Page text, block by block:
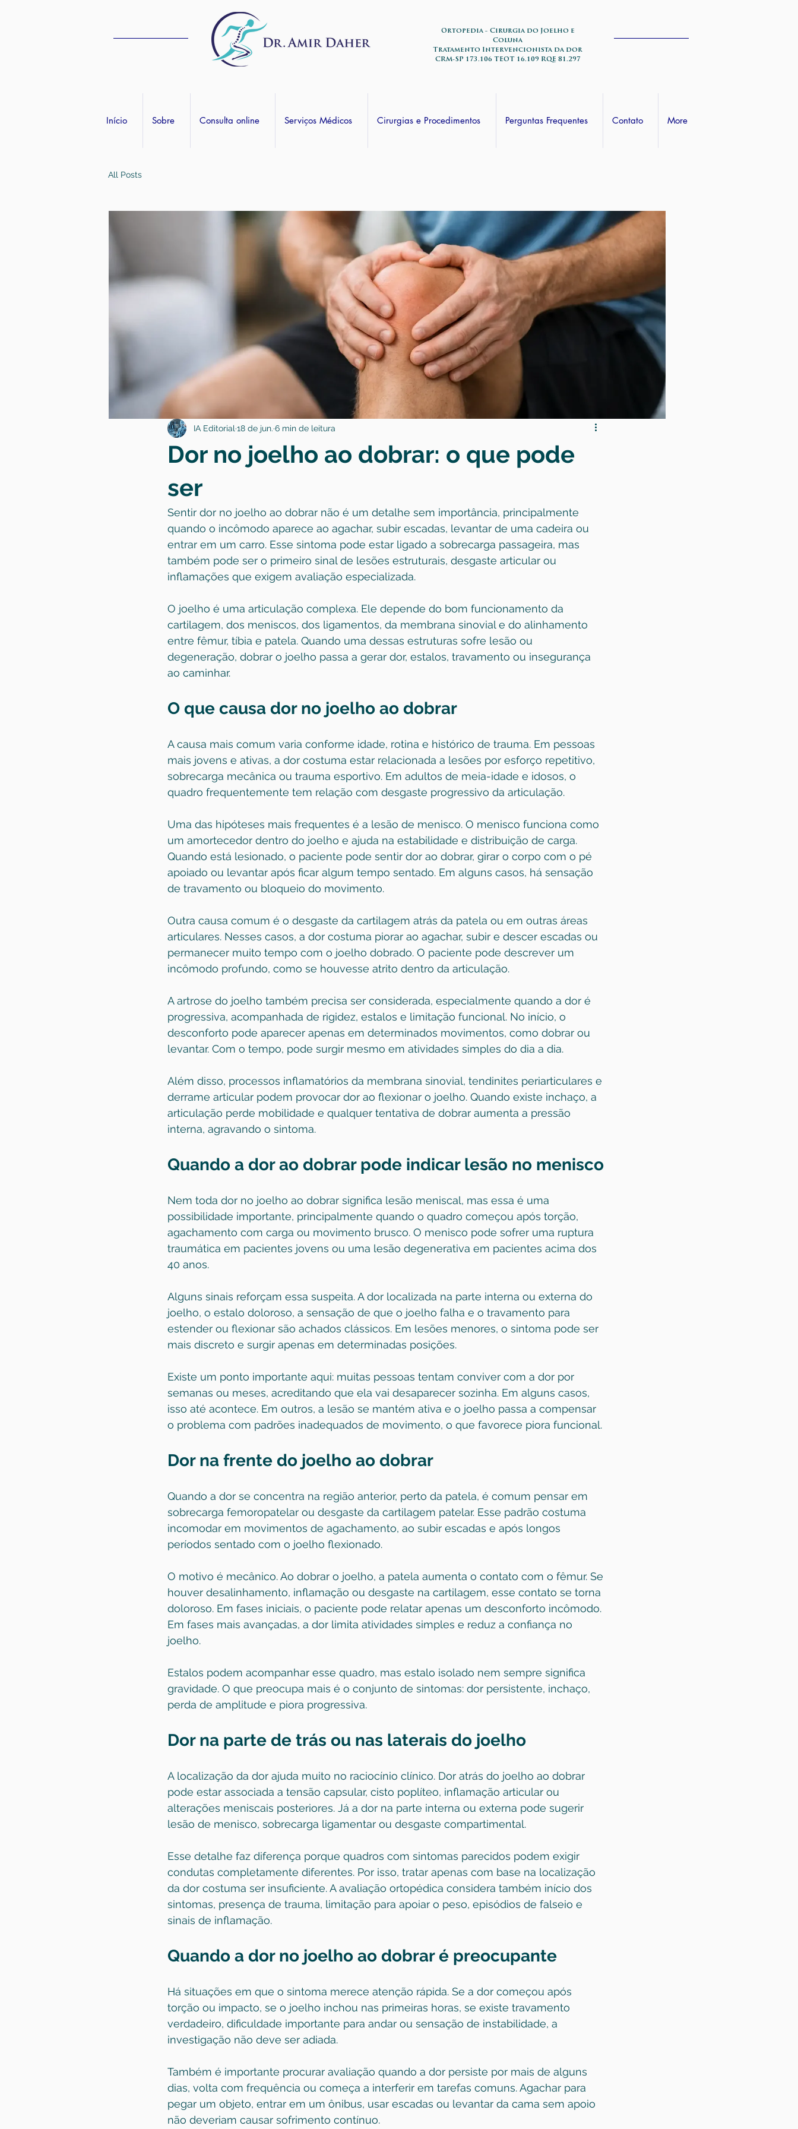
Ortopedia - Cirurgia do Joelho e
Coluna
Tratamento Intervencionista da dor
CRM-SP 173.106 TEOT 16.109 RQE 81.297
Início Sobre Consulta online Serviços Médicos Cirurgias e Procedimentos Perguntas Frequentes Contato More
All Posts
Dor no joelho ao dobrar: o que pode
ser
IA Editorial 18 de jun. 6 min de leitura
Sentir dor no joelho ao dobrar não é um detalhe sem importância, principalmente
quando o incômodo aparece ao agachar, subir escadas, levantar de uma cadeira ou
entrar em um carro. Esse sintoma pode estar ligado a sobrecarga passageira, mas
também pode ser o primeiro sinal de lesões estruturais, desgaste articular ou
inflamações que exigem avaliação especializada.
O joelho é uma articulação complexa. Ele depende do bom funcionamento da
cartilagem, dos meniscos, dos ligamentos, da membrana sinovial e do alinhamento
entre fêmur, tíbia e patela. Quando uma dessas estruturas sofre lesão ou
degeneração, dobrar o joelho passa a gerar dor, estalos, travamento ou insegurança
ao caminhar.
O que causa dor no joelho ao dobrar
A causa mais comum varia conforme idade, rotina e histórico de trauma. Em pessoas
mais jovens e ativas, a dor costuma estar relacionada a lesões por esforço repetitivo,
sobrecarga mecânica ou trauma esportivo. Em adultos de meia-idade e idosos, o
quadro frequentemente tem relação com desgaste progressivo da articulação.
Uma das hipóteses mais frequentes é a lesão de menisco. O menisco funciona como
um amortecedor dentro do joelho e ajuda na estabilidade e distribuição de carga.
Quando está lesionado, o paciente pode sentir dor ao dobrar, girar o corpo com o pé
apoiado ou levantar após ficar algum tempo sentado. Em alguns casos, há sensação
de travamento ou bloqueio do movimento.
Outra causa comum é o desgaste da cartilagem atrás da patela ou em outras áreas
articulares. Nesses casos, a dor costuma piorar ao agachar, subir e descer escadas ou
permanecer muito tempo com o joelho dobrado. O paciente pode descrever um
incômodo profundo, como se houvesse atrito dentro da articulação.
A artrose do joelho também precisa ser considerada, especialmente quando a dor é
progressiva, acompanhada de rigidez, estalos e limitação funcional. No início, o
desconforto pode aparecer apenas em determinados movimentos, como dobrar ou
levantar. Com o tempo, pode surgir mesmo em atividades simples do dia a dia.
Além disso, processos inflamatórios da membrana sinovial, tendinites periarticulares e
derrame articular podem provocar dor ao flexionar o joelho. Quando existe inchaço, a
articulação perde mobilidade e qualquer tentativa de dobrar aumenta a pressão
interna, agravando o sintoma.
Quando a dor ao dobrar pode indicar lesão no menisco
Nem toda dor no joelho ao dobrar significa lesão meniscal, mas essa é uma
possibilidade importante, principalmente quando o quadro começou após torção,
agachamento com carga ou movimento brusco. O menisco pode sofrer uma ruptura
traumática em pacientes jovens ou uma lesão degenerativa em pacientes acima dos
40 anos.
Alguns sinais reforçam essa suspeita. A dor localizada na parte interna ou externa do
joelho, o estalo doloroso, a sensação de que o joelho falha e o travamento para
estender ou flexionar são achados clássicos. Em lesões menores, o sintoma pode ser
mais discreto e surgir apenas em determinadas posições.
Existe um ponto importante aqui: muitas pessoas tentam conviver com a dor por
semanas ou meses, acreditando que ela vai desaparecer sozinha. Em alguns casos,
isso até acontece. Em outros, a lesão se mantém ativa e o joelho passa a compensar
o problema com padrões inadequados de movimento, o que favorece piora funcional.
Dor na frente do joelho ao dobrar
Quando a dor se concentra na região anterior, perto da patela, é comum pensar em
sobrecarga femoropatelar ou desgaste da cartilagem patelar. Esse padrão costuma
incomodar em movimentos de agachamento, ao subir escadas e após longos
períodos sentado com o joelho flexionado.
O motivo é mecânico. Ao dobrar o joelho, a patela aumenta o contato com o fêmur. Se
houver desalinhamento, inflamação ou desgaste na cartilagem, esse contato se torna
doloroso. Em fases iniciais, o paciente pode relatar apenas um desconforto incômodo.
Em fases mais avançadas, a dor limita atividades simples e reduz a confiança no
joelho.
Estalos podem acompanhar esse quadro, mas estalo isolado nem sempre significa
gravidade. O que preocupa mais é o conjunto de sintomas: dor persistente, inchaço,
perda de amplitude e piora progressiva.
Dor na parte de trás ou nas laterais do joelho
A localização da dor ajuda muito no raciocínio clínico. Dor atrás do joelho ao dobrar
pode estar associada a tensão capsular, cisto poplíteo, inflamação articular ou
alterações meniscais posteriores. Já a dor na parte interna ou externa pode sugerir
lesão de menisco, sobrecarga ligamentar ou desgaste compartimental.
Esse detalhe faz diferença porque quadros com sintomas parecidos podem exigir
condutas completamente diferentes. Por isso, tratar apenas com base na localização
da dor costuma ser insuficiente. A avaliação ortopédica considera também início dos
sintomas, presença de trauma, limitação para apoiar o peso, episódios de falseio e
sinais de inflamação.
Quando a dor no joelho ao dobrar é preocupante
Há situações em que o sintoma merece atenção rápida. Se a dor começou após
torção ou impacto, se o joelho inchou nas primeiras horas, se existe travamento
verdadeiro, dificuldade importante para andar ou sensação de instabilidade, a
investigação não deve ser adiada.
Também é importante procurar avaliação quando a dor persiste por mais de alguns
dias, volta com frequência ou começa a interferir em tarefas comuns. Agachar para
pegar um objeto, entrar em um ônibus, usar escadas ou levantar da cama sem apoio
não deveriam causar sofrimento contínuo.